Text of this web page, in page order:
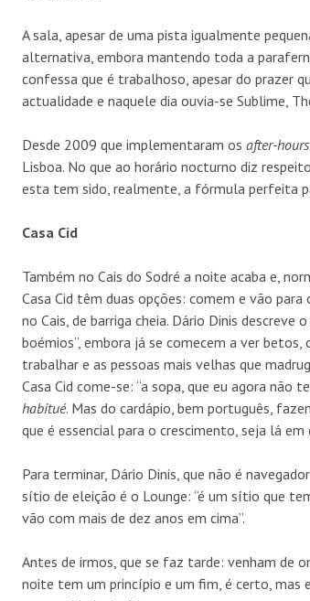
A sala, apesar de uma pista igualmente
alternativa, embora mantendo toda a
confessa que é trabalhoso, apesar do prazer
actualidade e naquele dia ouvia-se Sublime,
Desde 2009 que implementaram os after-hours
Lisboa. No que ao horário nocturno diz
esta tem sido, realmente, a fórmula perfeita
Casa Cid
Também no Cais do Sodré a noite acaba e,
Casa Cid têm duas opções: comem e vão
no Cais, de barriga cheia. Dário Dinis
boémios”, embora já se comecem a ver
trabalhar e as pessoas mais velhas que
Casa Cid come-se: “a sopa, que eu agora não
habitué. Mas do cardápio, bem português,
que é essencial para o crescimento, seja lá em
Para terminar, Dário Dinis, que não é
sítio de eleição é o Lounge: “é um sítio que
vão com mais de dez anos em cima”.
Antes de irmos, que se faz tarde: venham de
noite tem um princípio e um fim, é certo, mas